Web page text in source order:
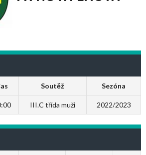
Soutěž Sezóna
III.C třída muži 2022/2023